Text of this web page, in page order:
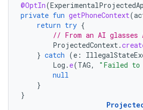
@OptIn(
private fun getPhoneContext(
return try {
// From an AI
ProjectedContext.
} catch (e :
Log . e(TAG,
"Failed to
null
}
}